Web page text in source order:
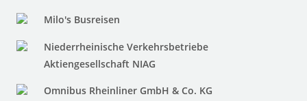
Milo's Busreisen
Niederrheinische Verkehrsbetriebe
Aktiengesellschaft NIAG
Omnibus Rheinliner GmbH & Co. KG